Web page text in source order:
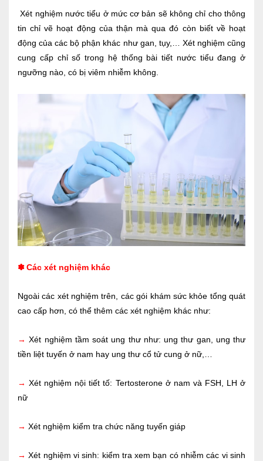
Xét nghiệm nước tiểu ở mức cơ bản sẽ không chỉ cho thông
tin chỉ vẽ hoạt động của thận mà qua đó còn biết về hoạt
động của các bộ phận khác như gan, tụy,… Xét nghiệm cũng
cung cấp chỉ số trong hệ thống bài tiết nước tiểu đang ở
ngưỡng nào, có bị viêm nhiễm không.
✽Các xét nghiệm khác
Ngoài các xét nghiệm trên, các gói khám sức khỏe tổng quát
cao cấp hơn, có thể thêm các xét nghiệm khác như:
→ Xét nghiệm tầm soát ung thư như: ung thư gan, ung thư
tiền liệt tuyến ở nam hay ung thư cổ tử cung ở nữ,…
→ Xét nghiệm nội tiết tố: Tertosterone ở nam và FSH, LH ở
nữ
→ Xét nghiệm kiểm tra chức năng tuyến giáp
→Xét nghiệm vi sinh: kiểm tra xem bạn có nhiễm các vi sinh